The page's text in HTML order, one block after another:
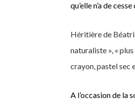
qu’elle n’a de
Héritière de
naturaliste », «
crayon, pastel sec
A l’occasion de la